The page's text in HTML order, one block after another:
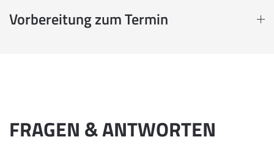
Vorbereitung zum Termin
FRAGEN & ANTWORTEN